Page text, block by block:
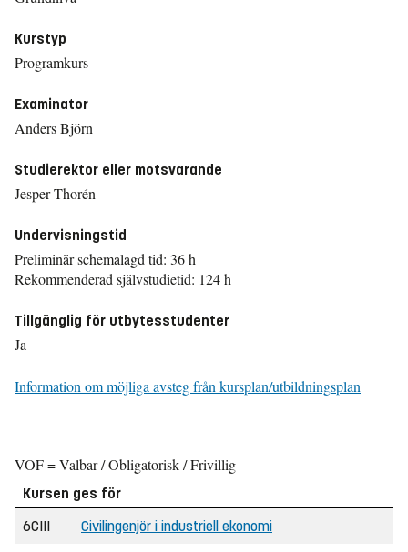
Kurstyp
Programkurs
Examinator
Anders Björn
Studierektor eller motsvarande
Jesper Thorén
Undervisningstid
Preliminär schemalagd tid: 36 h
Rekommenderad självstudietid: 124 h
Tillgänglig för utbytesstudenter
Ja
Information om möjliga avsteg från kursplan/utbildningsplan
VOF = Valbar / Obligatorisk / Frivillig
Kursen ges för
6CIII
Civilingenjör i industriell ekonomi